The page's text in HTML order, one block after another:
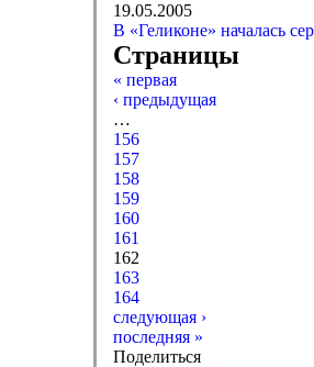
19.05.2005
В «Геликоне» началась
Страницы
« первая
‹ предыдущая
…
156
157
158
159
160
161
162
163
164
следующая ›
последняя »
Поделиться